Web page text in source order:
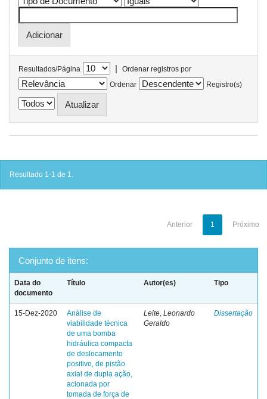
Resultados/Página |
Ordenar registros por
Ordenar
Registro(s)
Resultado 1-1 de 1.
Anterior 1 Próximo
Conjunto de itens:
Data do
documento
Título Autor(es) Tipo
15-Dez-2020
Análise de
viabilidade técnica
de uma bomba
hidráulica compacta
de deslocamento
positivo, de pistão
axial de dupla ação,
acionada por
tomada de força de
Leite, Leonardo
Geraldo
Dissertação